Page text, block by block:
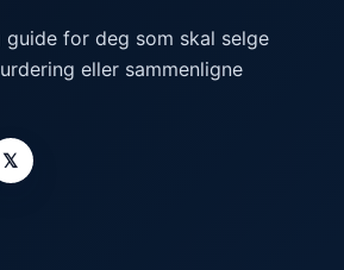
for deg som skal selge
eller sammenligne
𝕏